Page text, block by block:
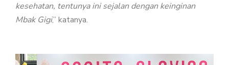
MILLIONAIRE PENDANT ITALIAN CHARMING WHITE
MILLIONAIRE PENDANT BLUE LOTUS
ALL PRODUCT
kesehatan, tentunya ini sejalan dengan keinginan
Mbak Gigi,” katanya.